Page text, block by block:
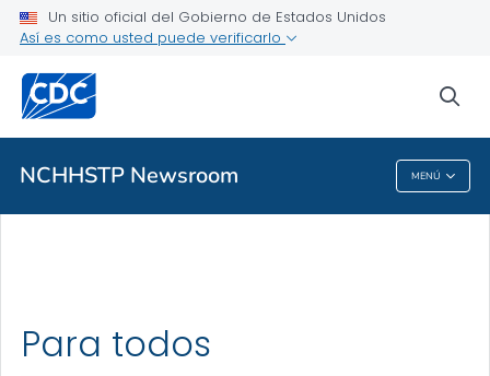
Un sitio oficial del Gobierno de Estados Unidos
Así es como usted puede verificarlo
NCHHSTP Newsroom MENÚ
TV and Multimedia
Temas relacionados
NCHHSTP Newsroom
Para todos